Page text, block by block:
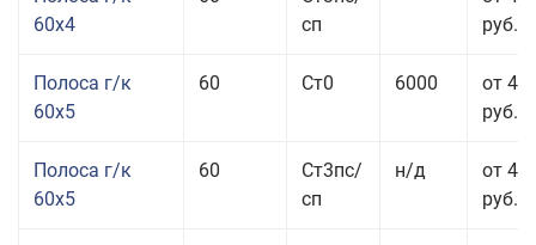
60x4
сп
руб.
Полоса г/к
60x5
60 Ст0 6000
от 42
руб.
Полоса г/к
60x5
60
Ст3пс/
сп
н/д
от 42
руб.